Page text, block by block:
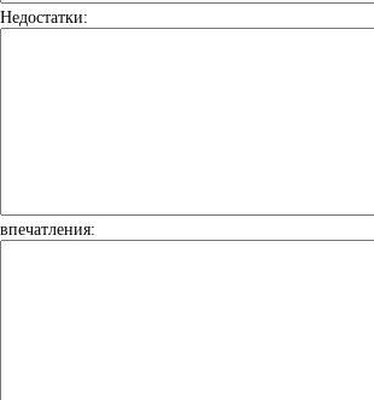
Недостатки:
впечатления: